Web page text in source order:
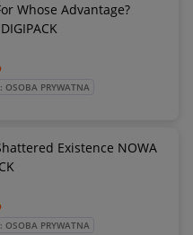
Whose Advantage?
OSOBA PRYWATNA
Existence NOWA
OSOBA PRYWATNA